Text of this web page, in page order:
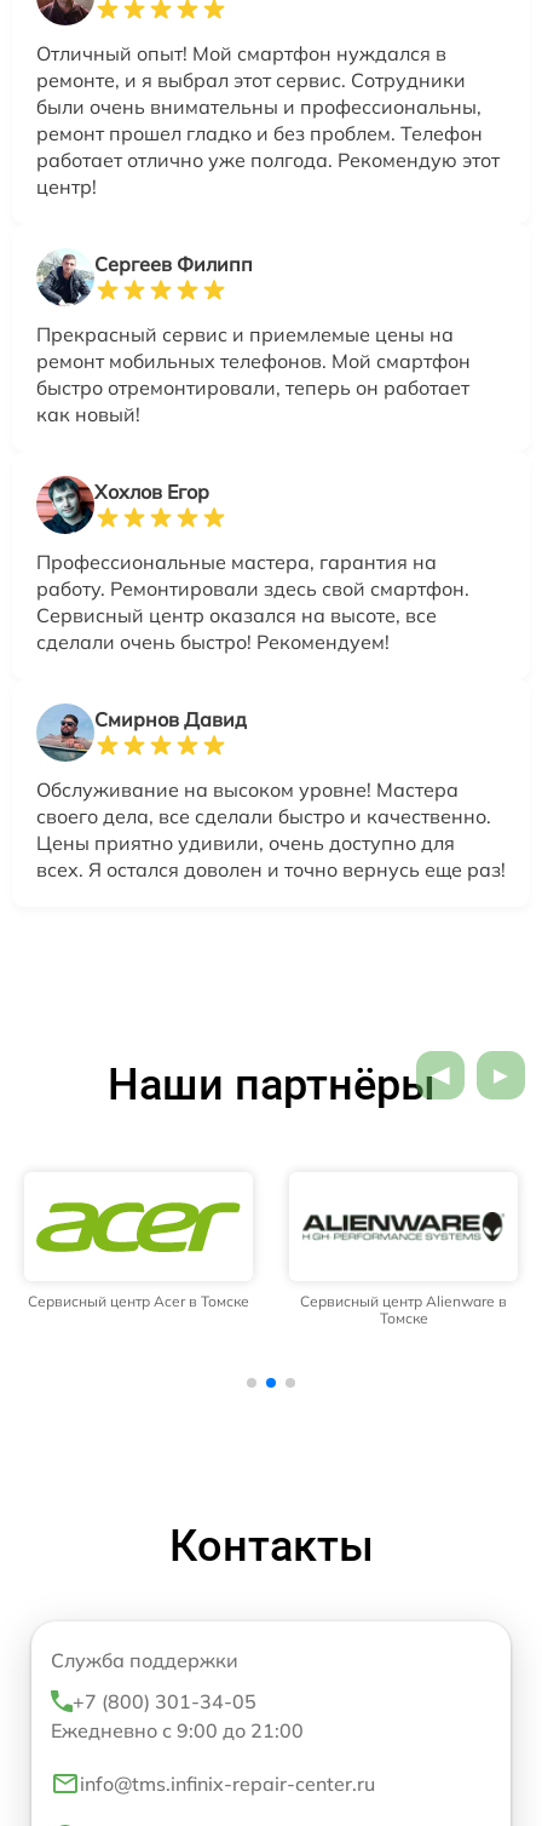
Отличный опыт! Мой смартфон нуждался в
ремонте, и я выбрал этот сервис. Сотрудники
были очень внимательны и профессиональны,
ремонт прошел гладко и без проблем. Телефон
работает отлично уже полгода. Рекомендую этот
центр!
Сергеев Филипп
Прекрасный сервис и приемлемые цены на
ремонт мобильных телефонов. Мой смартфон
быстро отремонтировали, теперь он работает
как новый!
Хохлов Егор
Профессиональные мастера, гарантия на
работу. Ремонтировали здесь свой смартфон.
Сервисный центр оказался на высоте, все
сделали очень быстро! Рекомендуем!
Смирнов Давид
Обслуживание на высоком уровне! Мастера
своего дела, все сделали быстро и качественно.
Цены приятно удивили, очень доступно для
всех. Я остался доволен и точно вернусь еще раз!
Наши партнёры
Сервисный центр Acer в Томске
Сервисный центр Alienware в
Томске
Контакты
Служба поддержки
+7 (800) 301-34-05
Ежедневно с 9:00 до 21:00
info@tms.infinix-repair-center.ru